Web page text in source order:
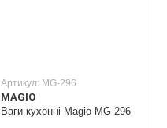
Артикул: MG-296
MAGIO
Ваги кухонні Magio MG-296